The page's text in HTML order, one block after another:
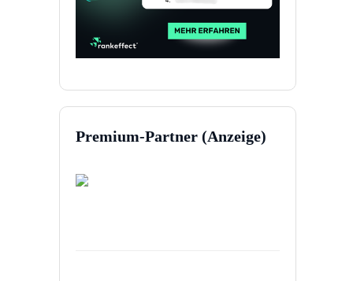
Premium-Partner (Anzeige)